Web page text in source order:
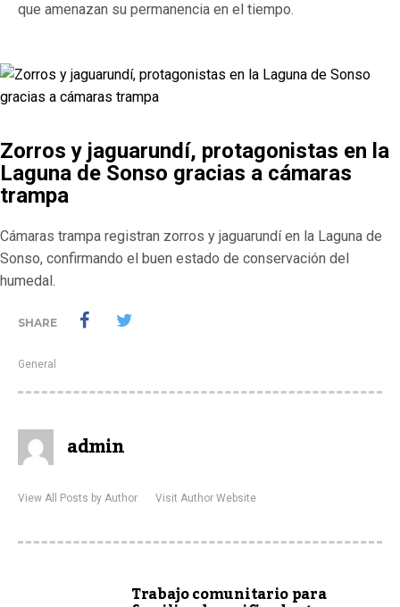
que amenazan su permanencia en el tiempo.
Zorros y jaguarundí, protagonistas en la
Laguna de Sonso gracias a cámaras
trampa
Cámaras trampa registran zorros y jaguarundí en la Laguna de
Sonso, confirmando el buen estado de conservación del
humedal.
SHARE
General
admin
View All Posts by Author Visit Author Website
Trabajo comunitario para